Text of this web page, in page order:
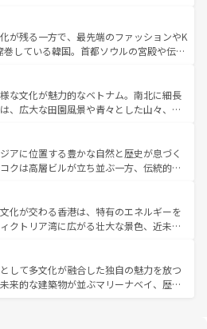
。 なお、新着のハワイ情報
を参照してほしい。
ティも充実しており、サーフィンやダイ
グなど、アウトドア好きにはたまらな
アの多彩な魅力を存分に味わいつくそ
岳地帯である台湾東部など、都市の喧騒
共存しており、訪れる人に新しい発見と
くれる。また、奥深い台湾の食文化も魅
のスイーツなど、バラエティ豊かな料理
わえる。 なお、新着の台湾情報は コンテンツ一覧を参
が残る一方で、最先端のファッションやK
巻している韓国。首都ソウルの宮殿や伝統
ばせば四季折々の自然美を楽しむことが
キムチや焼肉、絶品のストリートフード
韓国料理が待っている。夜には、韓国な
がら、韓国の多彩な魅力を心ゆくまで味
わってみてほしい。 なお、新着の韓国情報はコンテンツ一
い。
な文化が魅力的なベトナム。南北に細長
、広大な田園風景や青々とした山々、世
伝統が息づく。ハノイの古い町並みやホ
ンス統治時代の建物も、独特の雰囲気を
また、バラエティの豊かさとおいしさで
インミー、ベトナムコーヒーなどは、ぜ
い。どの地域を訪れてもあたたかい人々
くれるので、きっと忘れられない旅にな
アに位置する豊かな自然と歴史が息づく
クは高層ビルが立ち並ぶ一方、伝統的な
いる。北部ではチェンマイなどの山岳地
い、南部ではプーケットやクラビの美し
ト気分を楽しむことができる。タイ料理
年中温暖で、どの季節にも異なる楽しみ
しみやすいタイの人々、仏教を中心とし
様な観光資源が、訪れる旅人を魅了し続
化が交わる香港は、特有のエネルギーを
クトリア湾に広がる壮大な景色、近未来
も感動するはず。観光スポットが密集し
見どころを回れるのも魅力。息をのむよ
的な体験まで、香港を存分に楽しみ尽く
して多文化が融合した独自の魅力を放つ
来的な建築物が並ぶマリーナベイ、歴史